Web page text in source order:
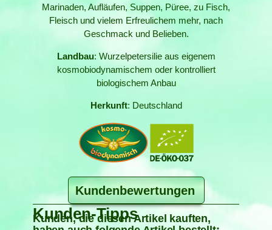
Marinaden, Aufläufen, Suppen, Püree, zu Fisch,
Fleisch und vielem Erfreulichem mehr, nach
Geschmack und Belieben.
Landbau: Wurzelpetersilie aus eigenem
kosmobiodynamischem oder kontrolliert
biologischem Anbau
Herkunft: Deutschland
Kundenbewertungen
Kunden-Tipps
Kunden, die diesen Artikel kauften,